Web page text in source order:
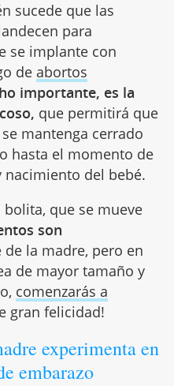
sucede que las
para
se implante con
de abortos
importante, es la
que permitirá que
mantenga cerrado
hasta el momento de
del bebé.
que se mueve
son
de la madre, pero en
de mayor tamaño y
comenzarás a
gran felicidad!
experimenta en
embarazo